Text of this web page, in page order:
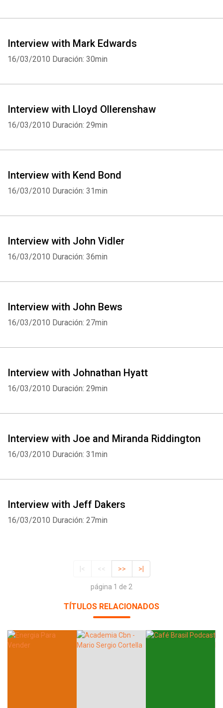
Interview with Mark Edwards
16/03/2010 Duración: 30min
Interview with Lloyd Ollerenshaw
16/03/2010 Duración: 29min
Interview with Kend Bond
16/03/2010 Duración: 31min
Interview with John Vidler
16/03/2010 Duración: 36min
Interview with John Bews
16/03/2010 Duración: 27min
Interview with Johnathan Hyatt
16/03/2010 Duración: 29min
Interview with Joe and Miranda Riddington
16/03/2010 Duración: 31min
Interview with Jeff Dakers
16/03/2010 Duración: 27min
|< << >> >|
página 1 de 2
TÍTULOS RELACIONADOS